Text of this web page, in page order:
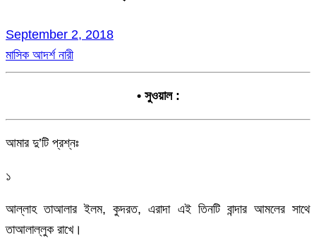
September 2, 2018
মাসিক আদর্শ নারী
• সুওয়াল :
আমার দু’টি প্রশ্নঃ
১
আল্লাহ তাআলার ইলম, কুদরত, এরাদা এই তিনটি বান্দার আমলের সাথে
তাআলাল্লুক রাখে।